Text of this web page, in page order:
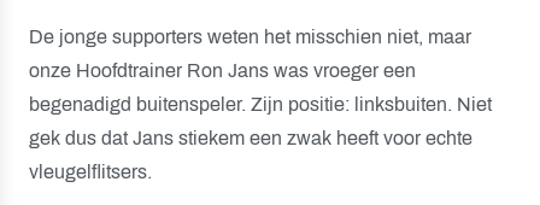
De jonge supporters weten het misschien niet, maar
onze Hoofdtrainer Ron Jans was vroeger een
begenadigd buitenspeler. Zijn positie: linksbuiten. Niet
gek dus dat Jans stiekem een zwak heeft voor echte
vleugelflitsers.